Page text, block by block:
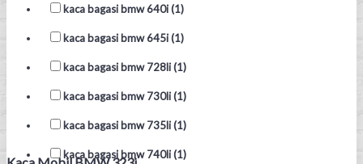
kaca bagasi bmw 640i (1)
kaca bagasi bmw 645i (1)
kaca bagasi bmw 728li (1)
kaca bagasi bmw 730li (1)
kaca bagasi bmw 735li (1)
kaca bagasi bmw 740li (1)